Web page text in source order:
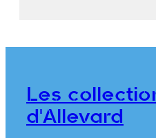
CICÉRI,
THIERRY Frères
2018.0.12
Les
d'Allevard